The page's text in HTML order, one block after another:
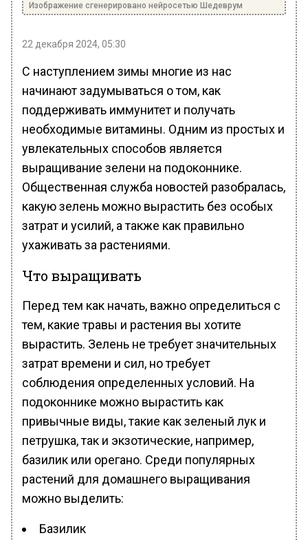
Изображение сгенерировано нейросетью Шедеврум
22 декабря 2024, 05:30
С наступлением зимы многие из нас
начинают задумываться о том, как
поддерживать иммунитет и получать
необходимые витамины. Одним из простых и
увлекательных способов является
выращивание зелени на подоконнике.
Общественная служба новостей разобралась,
какую зелень можно вырастить без особых
затрат и усилий, а также как правильно
ухаживать за растениями.
Что выращивать
Перед тем как начать, важно определиться с
тем, какие травы и растения вы хотите
вырастить. Зелень не требует значительных
затрат времени и сил, но требует
соблюдения определенных условий. На
подоконнике можно вырастить как
привычные виды, такие как зеленый лук и
петрушка, так и экзотические, например,
базилик или орегано. Среди популярных
растений для домашнего выращивания
можно выделить:
Базилик